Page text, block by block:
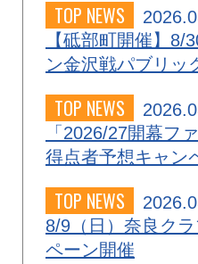
TOP NEWS
【砥部町開催】
ン金沢戦パブリ
TOP NEWS
「2026/27開幕フ
得点者予想キャン
TOP NEWS
8/9（日）奈良ク
ペーン開催